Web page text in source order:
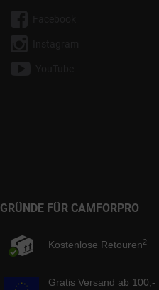
GRÜNDE FÜR CAMFORPRO
Kostenlose Retouren2
Gratis Versand ab 100,-